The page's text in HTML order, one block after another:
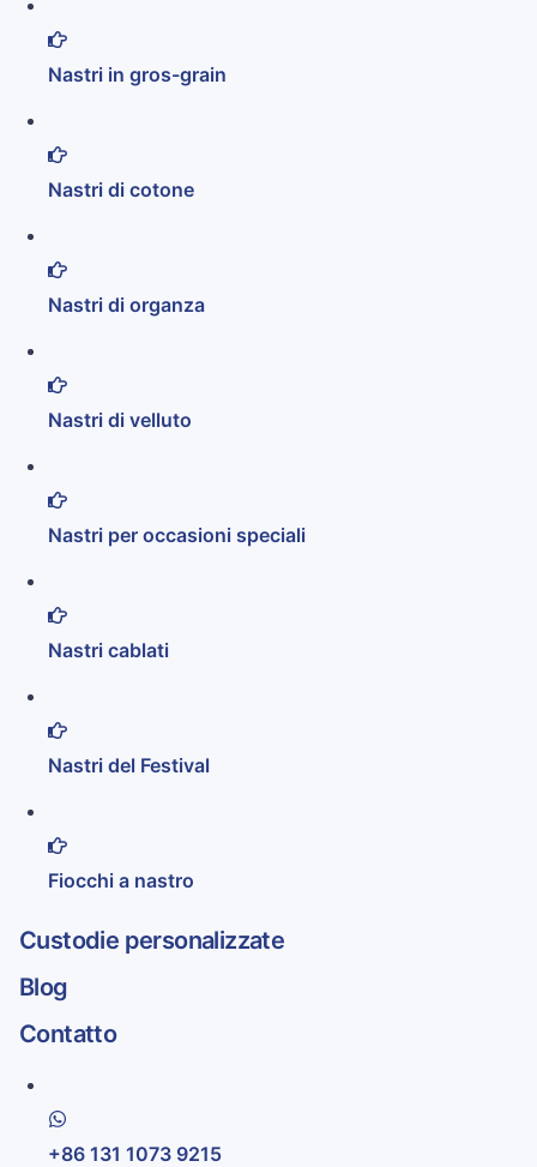
Nastri in gros-grain
Nastri di cotone
Nastri di organza
Nastri di velluto
Nastri per occasioni speciali
Nastri cablati
Nastri del Festival
Fiocchi a nastro
Custodie personalizzate
Blog
Contatto
+86 131 1073 9215